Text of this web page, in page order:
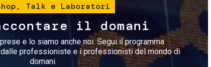
Talk e Laboratori
il domani
e lo siamo anche noi. Segui il programma
professioniste e i professionisti del mondo di
domani.